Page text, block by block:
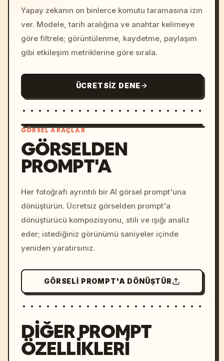
Yapay zekanın on binlerce komutu taramasına izin
ver. Modele, tarih aralığına ve anahtar kelimeye
göre filtrele; görüntülenme, kaydetme, paylaşım
gibi etkileşim metriklerine göre sırala.
ÜCRETSIZ DENE
colors, 8k --v 6.0
GÖRSEL ARAÇLAR
GÖRSELDEN
PROMPT'A
Her fotoğrafı ayrıntılı bir AI görsel prompt'una
dönüştürün. Ücretsiz görselden prompt'a
dönüştürücü kompozisyonu, stili ve ışığı analiz
eder; istediğiniz görünümü saniyeler içinde
yeniden yaratırsınız.
GÖRSELI PROMPT'A DÖNÜŞTÜR
DIĞER PROMPT
ÖZELLIKLERI